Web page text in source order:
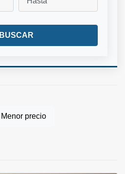
BUSCAR
Menor precio